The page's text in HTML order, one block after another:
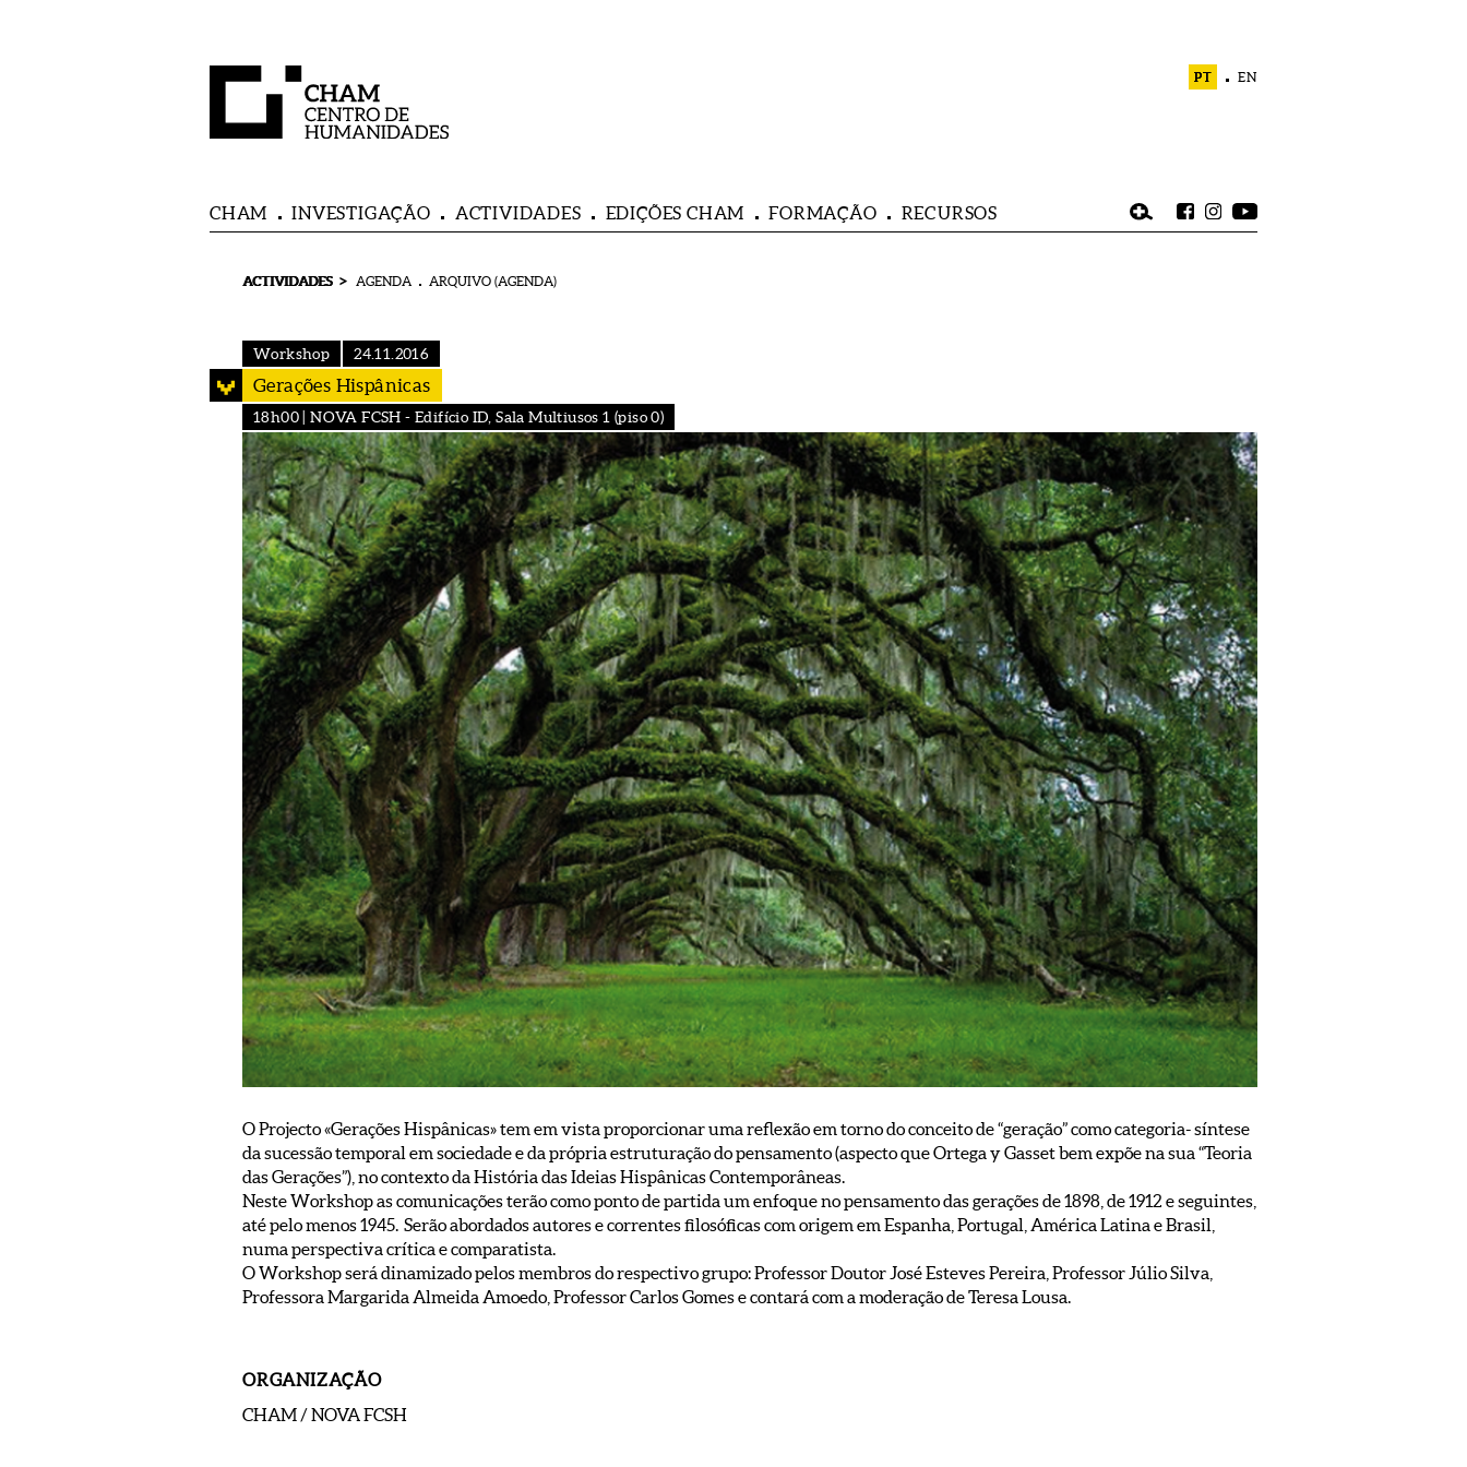
PT EN
CHAM INVESTIGAÇÃO ACTIVIDADES EDIÇÕES CHAM FORMAÇÃO RECURSOS
ACTIVIDADES > AGENDA ARQUIVO (AGENDA)
Workshop 24.11.2016
Gerações Hispânicas
18h00 | NOVA FCSH - Edifício ID, Sala Multiusos 1 (piso 0)
O Projecto «Gerações Hispânicas» tem em vista proporcionar uma reflexão em torno do conceito de “geração” como categoria- síntese
da sucessão temporal em sociedade e da própria estruturação do pensamento (aspecto que Ortega y Gasset bem expõe na sua “Teoria
das Gerações”), no contexto da História das Ideias Hispânicas Contemporâneas.
Neste Workshop as comunicações terão como ponto de partida um enfoque no pensamento das gerações de 1898, de 1912 e seguintes,
até pelo menos 1945. Serão abordados autores e correntes filosóficas com origem em Espanha, Portugal, América Latina e Brasil,
numa perspectiva crítica e comparatista.
O Workshop será dinamizado pelos membros do respectivo grupo: Professor Doutor José Esteves Pereira, Professor Júlio Silva,
Professora Margarida Almeida Amoedo, Professor Carlos Gomes e contará com a moderação de Teresa Lousa.
ORGANIZAÇÃO
CHAM / NOVA FCSH